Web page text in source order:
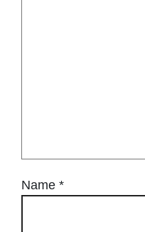
Name *